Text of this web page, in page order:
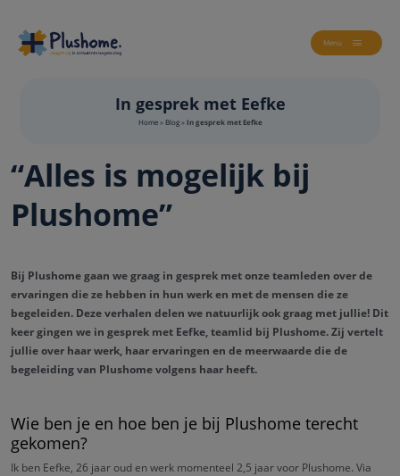
Menu
In gesprek met Eefke
Home»Blog»In gesprek met Eefke
“Alles is mogelijk bij
Plushome”
Bij Plushome gaan we graag in gesprek met onze teamleden over de
ervaringen die ze hebben in hun werk en met de mensen die ze
begeleiden. Deze verhalen delen we natuurlijk ook graag met jullie! Dit
keer gingen we in gesprek met Eefke, teamlid bij Plushome. Zij vertelt
jullie over haar werk, haar ervaringen en de meerwaarde die de
begeleiding van Plushome volgens haar heeft.
Wie ben je en hoe ben je bij Plushome terecht
gekomen?
Ik ben Eefke, 26 jaar oud en werk momenteel 2,5 jaar voor Plushome. Via